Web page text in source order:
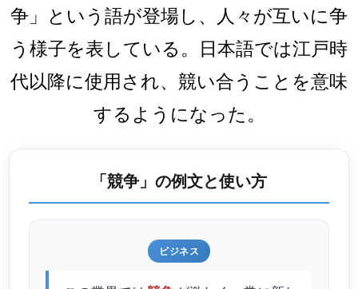
争」という語が登場し、人々が互いに争
う様子を表している。日本語では江戸時
代以降に使用され、競い合うことを意味
するようになった。
「競争」の例文と使い方
ビジネス